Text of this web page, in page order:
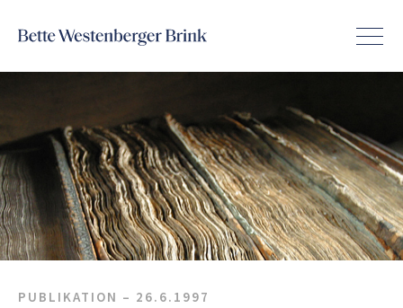
PUBLIKATION – 26.6.1997